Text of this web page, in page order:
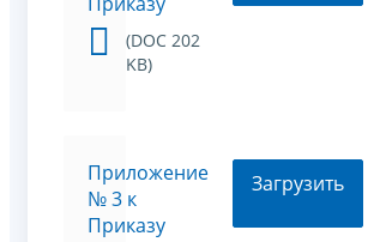
(DOC 202
KB)
Приложение
№ 3 к
Приказу
Загрузить